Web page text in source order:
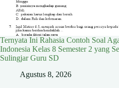
Ternyata Ini Rahasia Contoh Soal
Indonesia Kelas 8 Semester 2 yang
Sulingjar Guru SD
Agustus 8, 2026